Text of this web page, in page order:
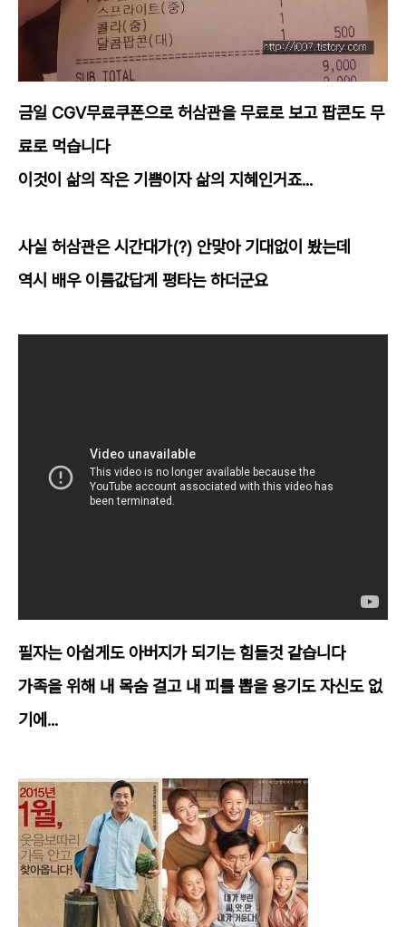
금일 CGV무료쿠폰으로 허삼관을 무료로 보고 팝콘도 무
료로 먹습니다
이것이 삶의 작은 기쁨이자 삶의 지혜인거죠...
사실 허삼관은 시간대가(?) 안맞아 기대없이 봤는데
역시 배우 이름값답게 평타는 하더군요
필자는 아쉽게도 아버지가 되기는 힘들것 같습니다
가족을 위해 내 목숨 걸고 내 피를 뽑을 용기도 자신도 없
기에...